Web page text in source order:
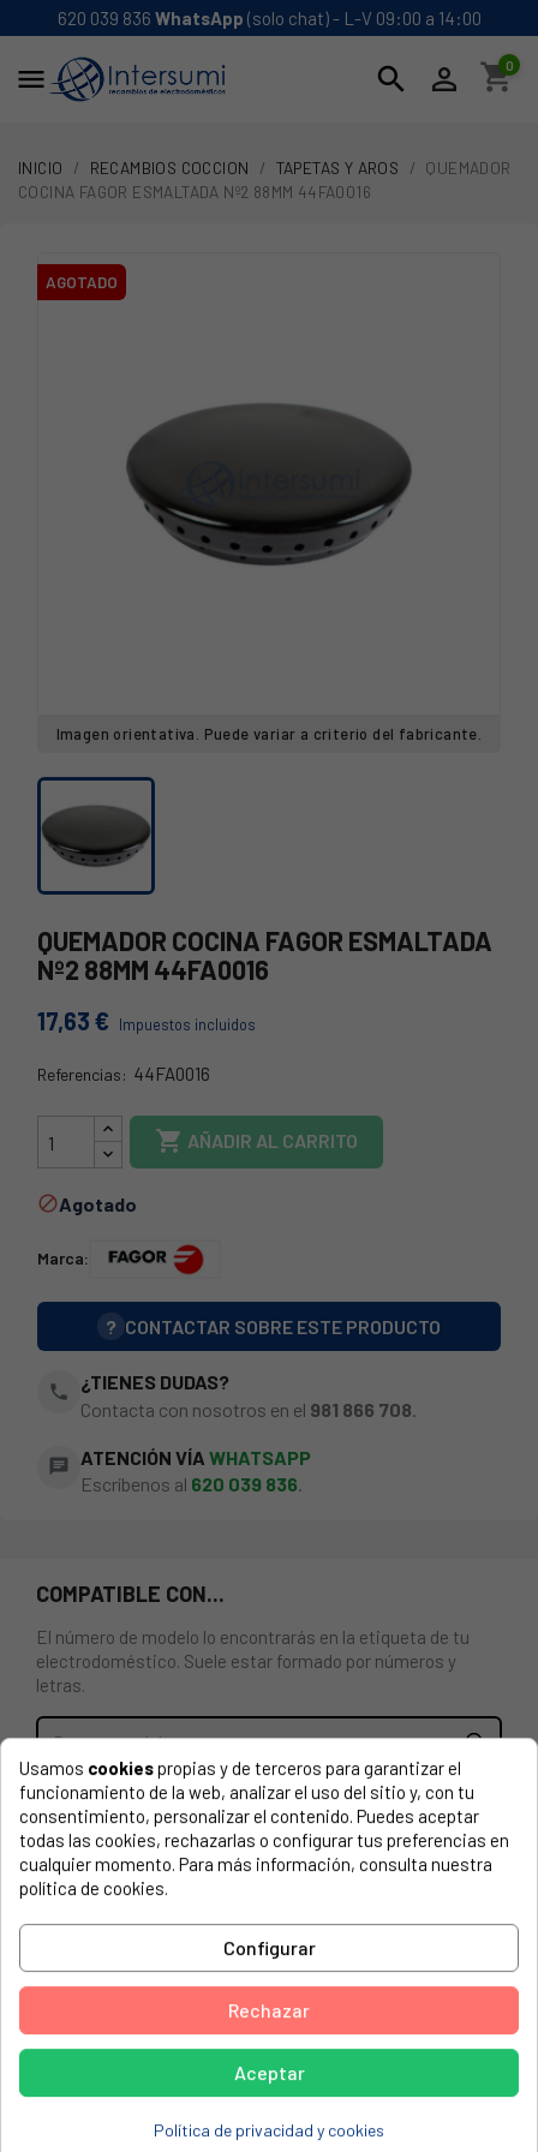
620 039 836 WhatsApp (solo chat) - L-V 09:00 a 14:00
 search  shopping_cart
0
INICIO RECAMBIOS COCCION TAPETAS Y AROS
QUEMADOR
COCINA FAGOR ESMALTADA Nº2 88MM 44FA0016
AGOTADO
Imagen orientativa. Puede variar a criterio del fabricante.
QUEMADOR COCINA FAGOR ESMALTADA
Nº2 88MM 44FA0016
17,63 € Impuestos incluidos
Referencias: 44FA0016
44FA0016
 AÑADIR AL CARRITO
Agotado
Marca:
? CONTACTAR SOBRE ESTE PRODUCTO
phone
¿TIENES DUDAS?
Contacta con nosotros en el 981 866 708
chat ATENCIÓN VÍA WHATSAPP
Escríbenos al 620 039 836.
COMPATIBLE CON...
El número de modelo lo encontrarás en la etiqueta de tu
electrodoméstico. Suele estar formado por números y
letras.
Tapa quemador Fagor esmaltada Nº2 88mm
FAGOR, FU-402L/1BUT 902010283
FAGOR, FU-407L/1 BUT 902010292
FAGOR, FF-3 ML N BUT 902010684
FAGOR, FF-4 GL N BUT 902010693
FAGOR, FE-401 902011004
FAGOR, FE-403 902011022
FAGOR, FE-311 902011175
Usamos cookiespropias y de terceros para garantizar el
funcionamiento de la web, analizar el uso del sitio y, con tu
consentimiento, personalizar el contenido. Puedes aceptar
todas las cookies, rechazarlas o configurar tus preferencias en
cualquier momento. Para más información, consulta nuestra
política de cookies.
Configurar
Rechazar
Aceptar
Política de privacidad y cookies